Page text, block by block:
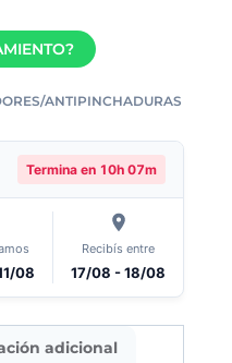
ANTIPINCHADURAS
Termina en 10h 07m
08
Recibís entre
17/08 - 18/08
adicional